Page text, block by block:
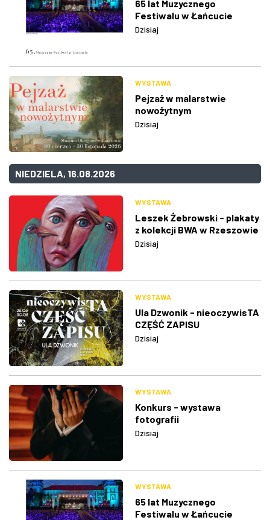
65 lat Muzycznego
Festiwalu w Łańcucie
Dzisiaj
WYSTAWA
Pejzaż w malarstwie
nowożytnym
Dzisiaj
NIEDZIELA, 16.08.2026
WYSTAWA
Leszek Żebrowski - plakaty
z kolekcji BWA w Rzeszowie
Dzisiaj
WYSTAWA
Ula Dzwonik - nieoczywisTA
CZĘŚĆ ZAPISU
Dzisiaj
WYSTAWA
Konkurs - wystawa
fotografii
Dzisiaj
WYSTAWA
65 lat Muzycznego
Festiwalu w Łańcucie